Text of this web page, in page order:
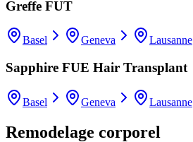
Greffe FUT
Basel Geneva Lausanne
Sapphire FUE Hair Transplant
Basel Geneva Lausanne
Remodelage corporel